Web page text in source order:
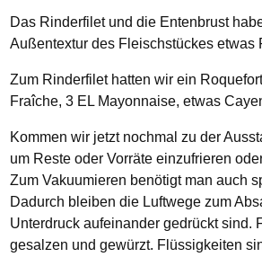
Das Rinderfilet und die Entenbrust
Außentextur des Fleischstückes etwas
Zum Rinderfilet hatten wir ein
Fraîche, 3 EL Mayonnaise, etwas
Kommen wir jetzt nochmal zu der
um Reste oder Vorräte einzufrieren
Zum Vakuumieren benötigt man auch
Dadurch bleiben die Luftwege zum
Unterdruck aufeinander gedrückt sind.
gesalzen und gewürzt. Flüssigkeiten